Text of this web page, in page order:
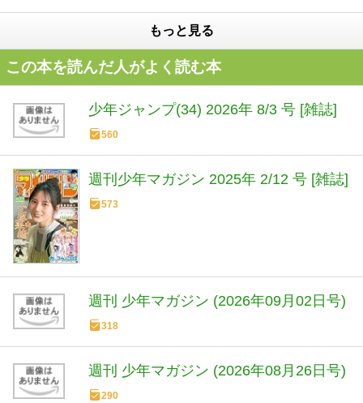
もっと見る
この本を読んだ人がよく読む本
少年ジャンプ(34) 2026年 8/3 号 [雑誌]
560
週刊少年マガジン 2025年 2/12 号 [雑誌]
573
週刊 少年マガジン (2026年09月02日号)
318
週刊 少年マガジン (2026年08月26日号)
290